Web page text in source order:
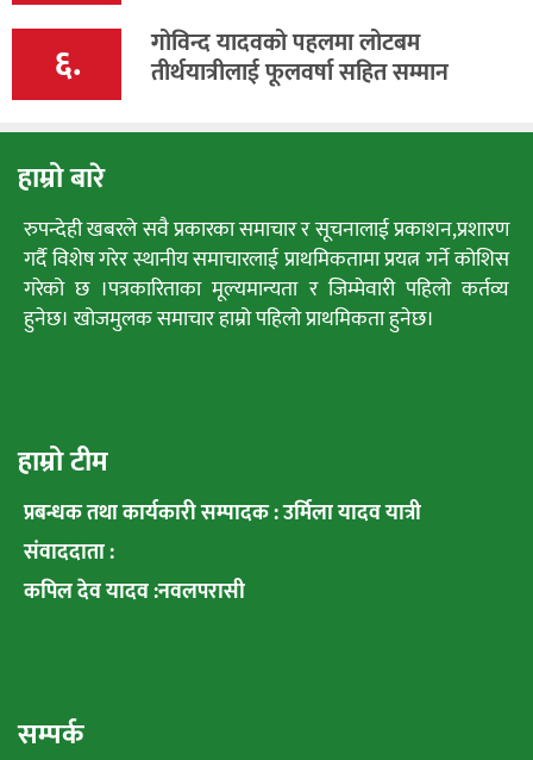
६. गोविन्द यादवको पहलमा लोटबम
तीर्थयात्रीलाई फूलवर्षा सहित सम्मान
हाम्रो बारे
रुपन्देही खबरले सवै प्रकारका समाचार र सूचनालाई प्रकाशन,प्रशारण
गर्दै विशेष गरेर स्थानीय समाचारलाई प्राथमिकतामा प्रयत्न गर्ने कोशिस
गरेको छ ।पत्रकारिताका मूल्यमान्यता र जिम्मेवारी पहिलो कर्तव्य
हुनेछ। खोजमुलक समाचार हाम्रो पहिलो प्राथमिकता हुनेछ।
हाम्रो टीम
प्रबन्धक तथा कार्यकारी सम्पादक : उर्मिला यादव यात्री
संवाददाता :
कपिल देव यादव :नवलपरासी
सम्पर्क